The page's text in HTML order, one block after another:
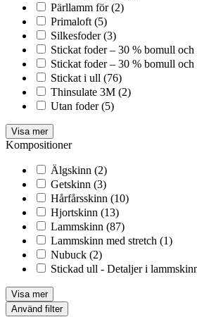
Pärllamm för (2)
Primaloft (5)
Silkesfoder (3)
Stickat foder – 30 % bomull och
Stickat foder – 30 % bomull och
Stickat i ull (76)
Thinsulate 3M (2)
Utan foder (5)
Visa mer
Kompositioner
Älgskinn (2)
Getskinn (3)
Hårfårsskinn (10)
Hjortskinn (13)
Lammskinn (87)
Lammskinn med stretch (1)
Nubuck (2)
Stickad ull - Detaljer i
Visa mer
Använd filter